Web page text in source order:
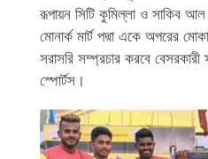
রূপায়ন সিটি কুমিল্লা ও সাকিব আল
মোনার্ক মার্ট পদ্মা একে অপরের
সরাসরি সম্প্রচার করবে বেসরকারী
স্পোর্টস।